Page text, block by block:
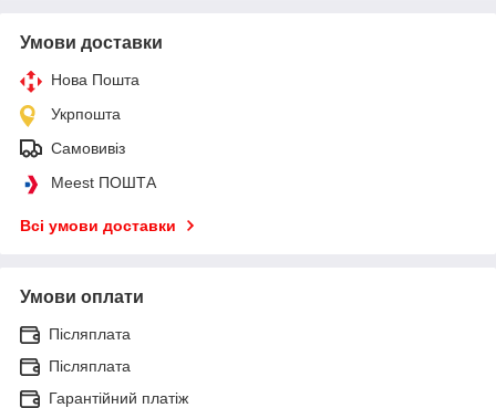
Умови доставки
Нова Пошта
Укрпошта
Самовивіз
Meest ПОШТА
Всі умови доставки
Умови оплати
Післяплата
Післяплата
Гарантійний платіж